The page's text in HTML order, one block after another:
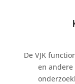
De VJK
en